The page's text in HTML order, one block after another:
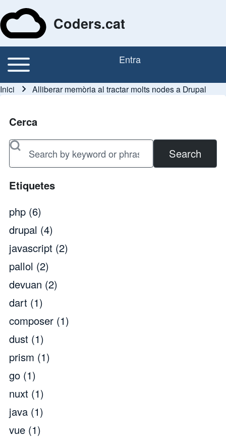
Coders.cat
Navegació principal
Toggle main menu Menú del compte
Entra
Fil d'ariadna
Inici Alliberar memòria al tractar molts nodes a Drupal
Cerca
Search
Etiquetes
php (6)
drupal (4)
javascript (2)
pallol (2)
devuan (2)
dart (1)
composer (1)
dust (1)
prism (1)
go (1)
nuxt (1)
java (1)
vue (1)